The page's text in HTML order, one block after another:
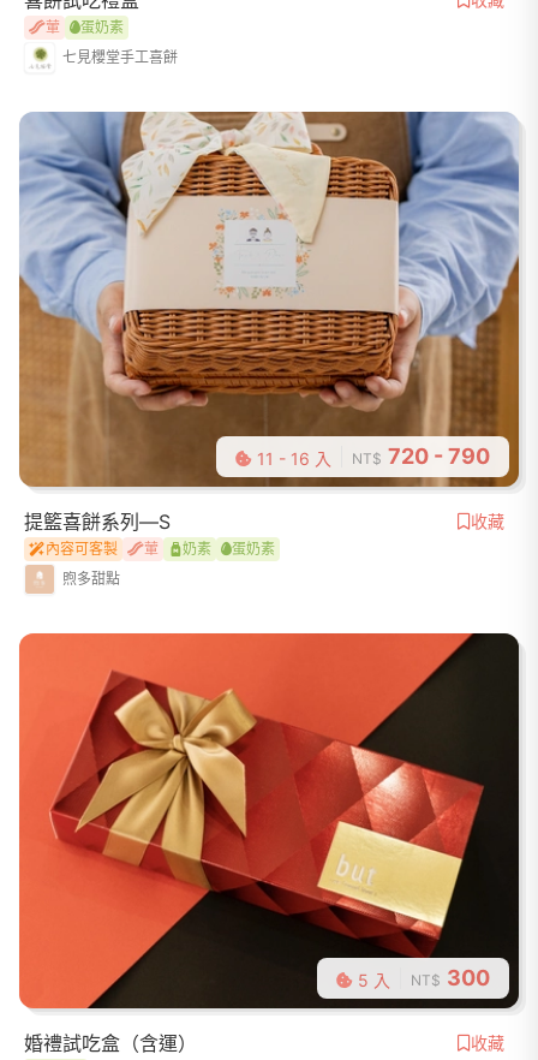
葷
蛋奶素
七見櫻堂手工喜餅
11 - 16 入 NT$ 720 - 790
提籃喜餅系列—S 收藏
內容可客製 葷 奶素
蛋奶素
煦多甜點
5 入 NT$ 300
婚禮試吃盒（含運） 收藏